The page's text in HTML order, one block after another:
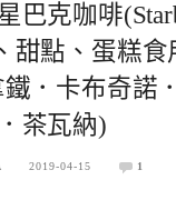
巴克咖啡
甜點、蛋糕
．卡布奇諾
茶瓦納)
2019-04-15 1